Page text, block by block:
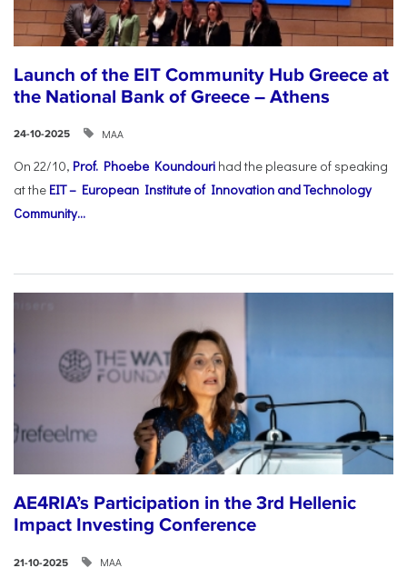
Launch of the EIT Community Hub Greece at
the National Bank of Greece – Athens
24-10-2025 ΜΑΑ
On 22/10, Prof. Phoebe Koundouri had the pleasure of speaking
at the EIT – European Institute of Innovation and Technology
Community...
AE4RIA’s Participation in the 3rd Hellenic
Impact Investing Conference
21-10-2025 ΜΑΑ